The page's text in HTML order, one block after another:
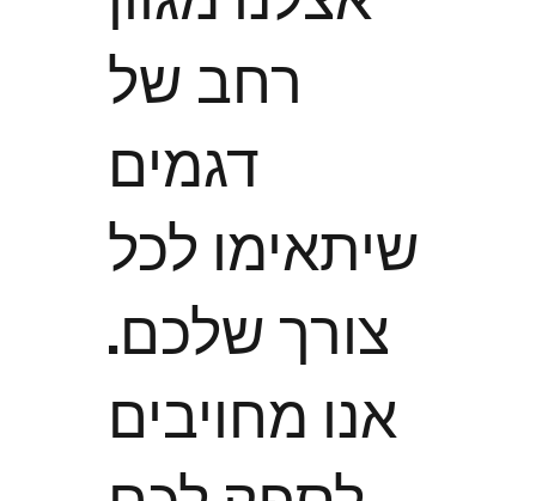
רחב של
דגמים
שיתאימו לכל
צורך שלכם.
אנו מחויבים